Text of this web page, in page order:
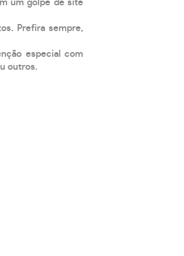
um golpe de site
Prefira sempre,
especial com
outros.